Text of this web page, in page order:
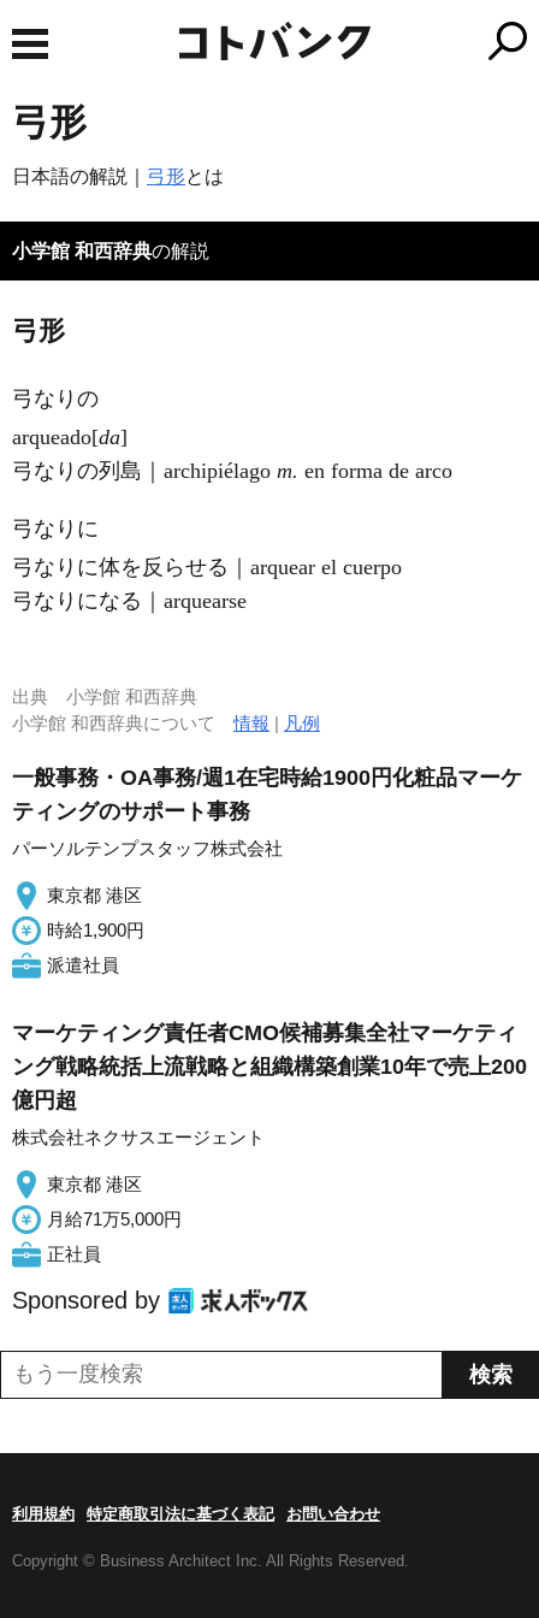
弓形
日本語の解説｜ 弓形とは
小学館 和西辞典の解説
弓形
弓なりの
arqueado[da]
弓なりの列島｜archipiélago m. en forma de arco
弓なりに
弓なりに体を反らせる｜arquear el cuerpo
弓なりになる｜arquearse
出典 小学館 和西辞典
小学館 和西辞典について情報 | 凡例
一般事務・OA事務/週1在宅時給1900円化粧品マーケ
ティングのサポート事務
パーソルテンプスタッフ株式会社
東京都 港区
時給1,900円
派遣社員
マーケティング責任者CMO候補募集全社マーケティ
ング戦略統括上流戦略と組織構築創業10年で売上200
億円超
株式会社ネクサスエージェント
東京都 港区
月給71万5,000円
正社員
Sponsored by
利用規約 特定商取引法に基づく表記 お問い合わせ
Copyright © Business Architect Inc. All Rights Reserved.